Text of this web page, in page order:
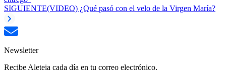
SIGUIENTE(VIDEO) ¿Qué pasó con el velo de la Virgen María?
Newsletter
Recibe Aleteia cada día en tu correo electrónico.